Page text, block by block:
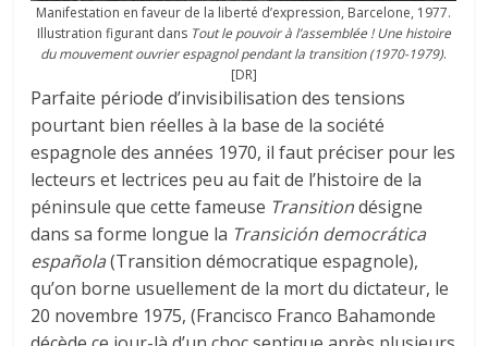
Manifestation en faveur de la liberté d’expression, Barcelone, 1977.
Illustration figurant dans Tout le pouvoir à l’assemblée ! Une histoire
du mouvement ouvrier espagnol pendant la transition (1970-1979).
[DR]
Parfaite période d’invisibilisation des tensions
pourtant bien réelles à la base de la société
espagnole des années 1970, il faut préciser pour les
lecteurs et lectrices peu au fait de l’histoire de la
péninsule que cette fameuse Transitiondésigne
dans sa forme longue la Transición democrática
española(Transition démocratique espagnole),
qu’on borne usuellement de la mort du dictateur, le
20 novembre 1975, (Francisco Franco Bahamonde